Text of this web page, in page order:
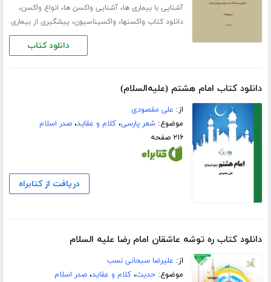
آشنایی با بیماری ها،آشنایی واکسن ها، انواع واکسن،
دانلود کتاب واکسنها، واکسیناسیون، پیشگیری از بیماری
دانلود کتاب
دانلود کتاب امام هشتم (علیه‌السلام)
از: علی مقصودی
موضوع:شعر پارسی،کلام و عقاید،صدر اسلام
۲۱۶ صفحه
دریافت از کتابراه
دانلود کتاب ره توشه عاشقان امام رضا علیه السلام
از: علیرضا سبحانی نسب
موضوع:حدیث،کلام و عقاید،صدر اسلام